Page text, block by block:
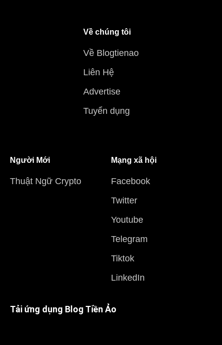
Về chúng tôi
Về Blogtienao
Liên Hệ
Advertise
Tuyển dụng
Người Mới
Thuật Ngữ Crypto
Mạng xã hội
Facebook
Twitter
Youtube
Telegram
Tiktok
LinkedIn
Tải ứng dụng Blog Tiền Ảo